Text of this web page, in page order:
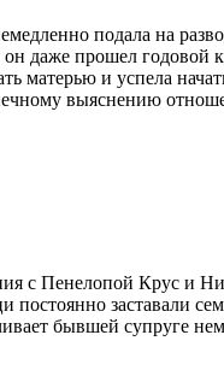
подала на
даже прошел годовой
матерью и успела
выяснению
с Пенелопой Крус и
постоянно заставали
бывшей супруге